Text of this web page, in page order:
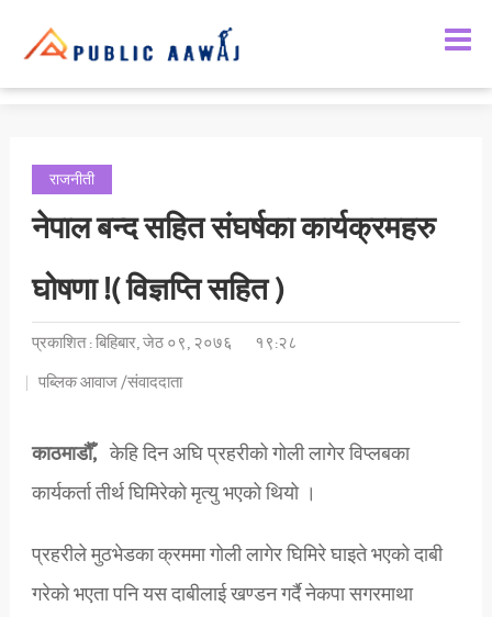
राजनीती
नेपाल बन्द सहित संघर्षका कार्यक्रमहरु
घोषणा !( विज्ञप्ति सहित )
प्रकाशित : बिहिबार, जेठ ०९, २०७६
१९:२८
पब्लिक आवाज /संवाददाता
काठमाडौँ, केहि दिन अघि प्रहरीको गोली लागेर विप्लबका
कार्यकर्ता तीर्थ घिमिरेको मृत्यु भएको थियो ।
प्रहरीले मुठभेडका क्रममा गोली लागेर घिमिरे घाइते भएको दाबी
गरेको भएता पनि यस दाबीलाई खण्डन गर्दै नेकपा सगरमाथा